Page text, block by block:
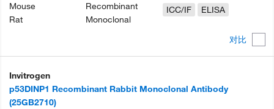
对比
Mouse
Rat
Recombinant
Monoclonal
ICC/IF
ELISA
Invitrogen
p53DINP1 Recombinant Rabbit Monoclonal Antibody
(25GB2710)